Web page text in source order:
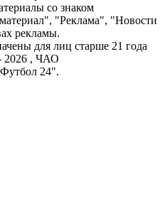
со знаком
"Реклама", "Новости
рекламы.
для лиц старше 21 года
2026 , ЧАО
24".